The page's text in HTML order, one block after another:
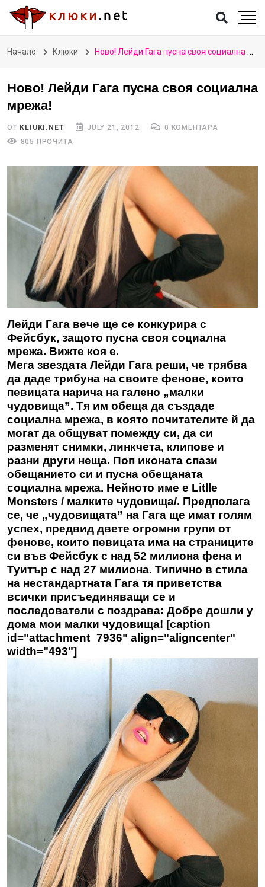
Начало Клюки Ново! Лейди Гага пусна своя социална мрежа!
Ново! Лейди Гага пусна своя социална
мрежа!
ОТ KLIUKI.NET JULY 21, 2012
0 КОМЕНТАРА
805 ПРОЧИТА
Лейди Гага вече ще се конкурира с
Фейсбук, защото пусна своя социална
мрежа. Вижте коя е.
Мега звездата Лейди Гага реши, че трябва
да даде трибуна на своите фенове, които
певицата нарича на галено „малки
чудовища”. Тя им обеща да създаде
социална мрежа, в която почитателите й да
могат да общуват помежду си, да си
разменят снимки, линкчета, клипове и
разни други неща. Поп иконата спази
обещанието си и пусна обещаната
социална мрежа. Нейното име е Litlle
Monsters / малките чудовища/. Предполага
се, че „чудовищата” на Гага ще имат голям
успех, предвид двете огромни групи от
фенове, които певицата има на страниците
си във Фейсбук с над 52 милиона фена и
Туитър с над 27 милиона. Типично в стила
на нестандартната Гага тя приветства
всички присъединяващи се и
последователи с поздрава: Добре дошли у
дома мои малки чудовища! [caption
id="attachment_7936" align="aligncenter"
width="493"]